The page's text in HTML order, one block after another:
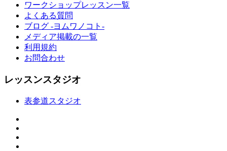
ワークショップレッスン一覧
よくある質問
ブログ -ヨムワノコト-
メディア掲載の一覧
利用規約
お問合わせ
レッスンスタジオ
表参道スタジオ